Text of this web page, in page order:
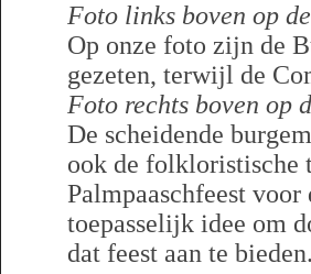
Foto links boven op
Op onze foto zijn de
gezeten, terwijl de
Foto rechts boven op
De scheidende
ook de folkloristische
Palmpaaschfeest
toepasselijk idee om
dat feest aan te bieden.